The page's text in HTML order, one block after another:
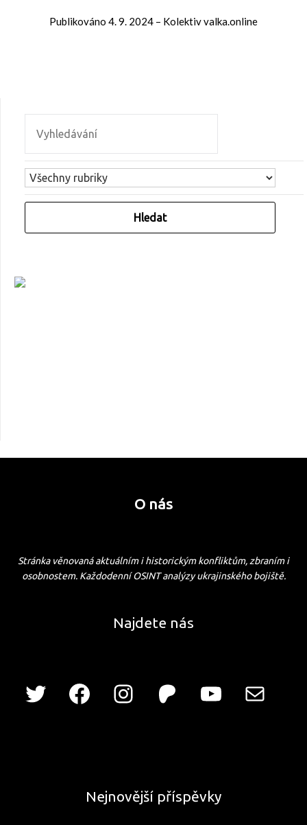
Publikováno 4. 9. 2024 – Kolektiv valka.online
O nás
Stránka věnovaná aktuálním i historickým konfliktům, zbraním i
osobnostem. Každodenní OSINT analýzy ukrajinského bojiště.
Najdete nás
Nejnovější příspěvky